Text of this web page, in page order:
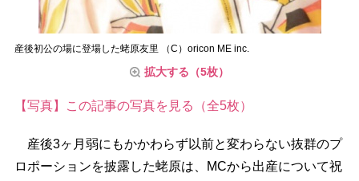
産後初公の場に登場した蛯原友里 （C）oricon ME inc.
拡大する（5枚）
【写真】この記事の写真を見る（全5枚）
産後3ヶ月弱にもかかわらず以前と変わらない抜群のプ
ロポーションを披露した蛯原は、MCから出産について祝